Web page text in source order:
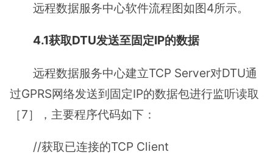
远程数据服务中心软件流程图如图4所示。
4.1获取DTU发送至固定IP的数据
远程数据服务中心建立TCP Server对DTU通
过GPRS网络发送到固定IP的数据包进行监听读取
［7］，主要程序代码如下：
//获取已连接的TCP Client